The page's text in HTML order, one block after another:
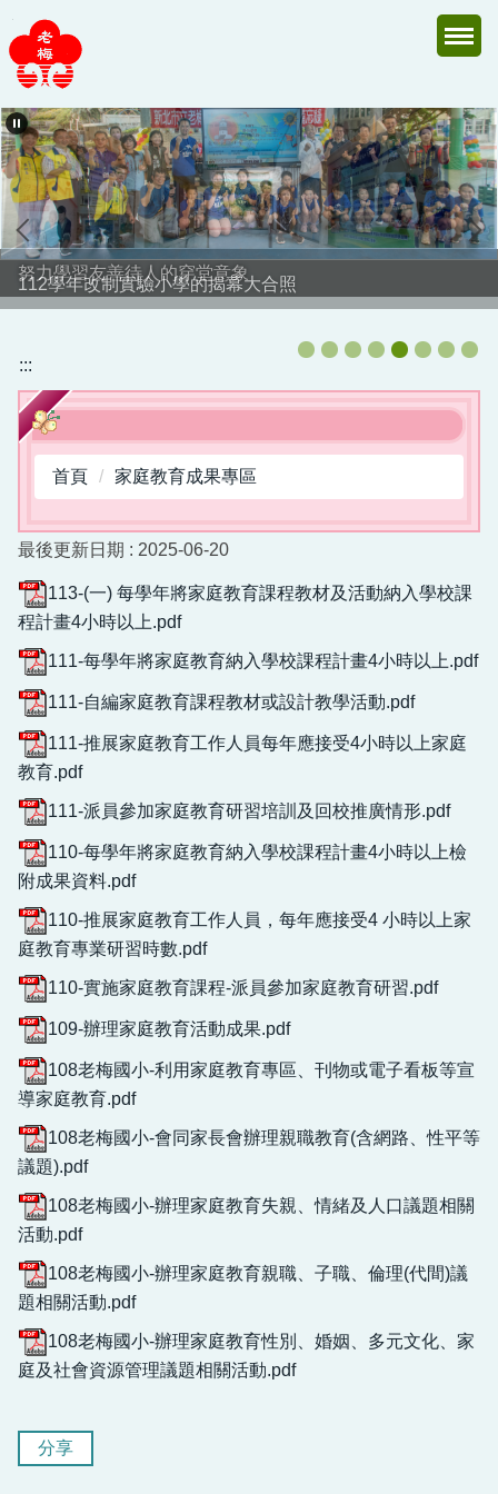
跳
到
主
內
容
區
112學年改制實驗小學的揭幕大合照
努力學習友善待人的穿堂意象
:::
首頁 家庭教育成果專區
最後更新日期 : 2025-06-20
113-(一) 每學年將家庭教育課程教材及活動納入學校課
程計畫4小時以上.pdf
111-每學年將家庭教育納入學校課程計畫4小時以上.pdf
111-自編家庭教育課程教材或設計教學活動.pdf
111-推展家庭教育工作人員每年應接受4小時以上家庭
教育.pdf
111-派員參加家庭教育研習培訓及回校推廣情形.pdf
110-每學年將家庭教育納入學校課程計畫4小時以上檢
附成果資料.pdf
110-推展家庭教育工作人員，每年應接受4 小時以上家
庭教育專業研習時數.pdf
110-實施家庭教育課程-派員參加家庭教育研習.pdf
109-辦理家庭教育活動成果.pdf
108老梅國小-利用家庭教育專區、刊物或電子看板等宣
導家庭教育.pdf
108老梅國小-會同家長會辦理親職教育(含網路、性平等
議題).pdf
108老梅國小-辦理家庭教育失親、情緒及人口議題相關
活動.pdf
108老梅國小-辦理家庭教育親職、子職、倫理(代間)議
題相關活動.pdf
108老梅國小-辦理家庭教育性別、婚姻、多元文化、家
庭及社會資源管理議題相關活動.pdf
分享